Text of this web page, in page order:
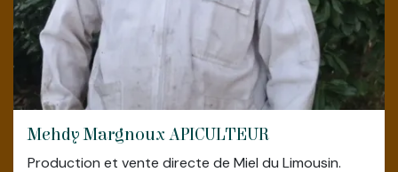
Mehdy Margnoux APICULTEUR
Production et vente directe de Miel du Limousin.